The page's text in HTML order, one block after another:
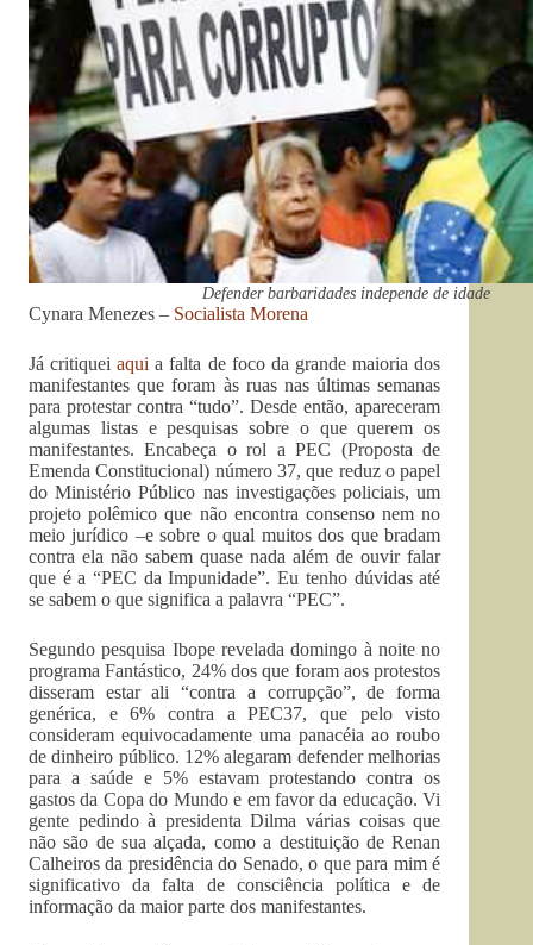
Defender barbaridades independe de idade
Cynara Menezes – Socialista Morena
Já critiqueiaqui a falta de foco da grande maioria dos
manifestantes que foram às ruas nas últimas semanas
para protestar contra “tudo”. Desde então, apareceram
algumas listas e pesquisas sobre o que querem os
manifestantes. Encabeça o rol a PEC (Proposta de
Emenda Constitucional) número 37, que reduz o papel
do Ministério Público nas investigações policiais, um
projeto polêmico que não encontra consenso nem no
meio jurídico –e sobre o qual muitos dos que bradam
contra ela não sabem quase nada além de ouvir falar
que é a “PEC da Impunidade”. Eu tenho dúvidas até
se sabem o que significa a palavra “PEC”.
Segundo pesquisa Ibope revelada domingo à noite no
programa Fantástico, 24% dos que foram aos protestos
disseram estar ali “contra a corrupção”, de forma
genérica, e 6% contra a PEC37, que pelo visto
consideram equivocadamente uma panacéia ao roubo
de dinheiro público. 12% alegaram defender melhorias
para a saúde e 5% estavam protestando contra os
gastos da Copa do Mundo e em favor da educação. Vi
gente pedindo à presidenta Dilma várias coisas que
não são de sua alçada, como a destituição de Renan
Calheiros da presidência do Senado, o que para mim é
significativo da falta de consciência política e de
informação da maior parte dos manifestantes.